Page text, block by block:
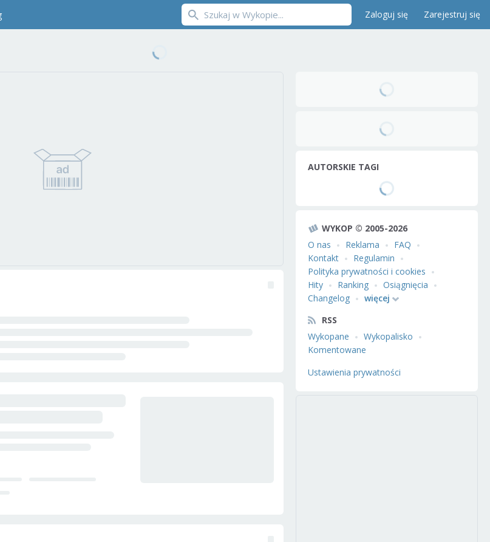
Zaloguj się Zarejestruj się
AUTORSKIE TAGI
WYKOP © 2005-2026
O nas
Reklama
FAQ
Kontakt
Regulamin
Polityka prywatności i cookies
Hity
Ranking
Osiągnięcia
Changelog
więcej
RSS
Wykopane
Wykopalisko
Komentowane
Ustawienia prywatności